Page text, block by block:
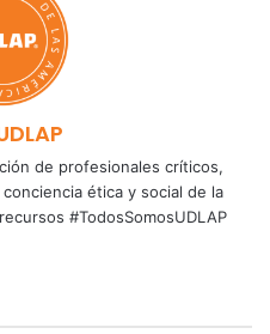
de profesionales críticos,
ética y social de la
#TodosSomosUDLAP